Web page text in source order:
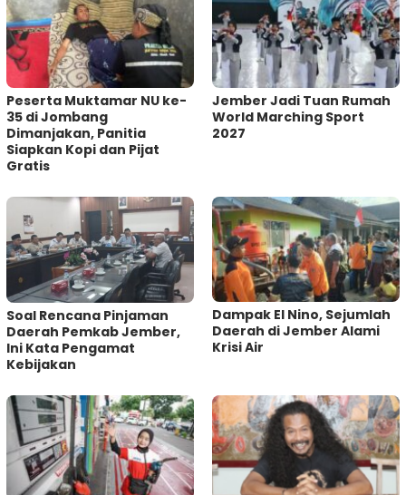
Peserta Muktamar NU ke-
35 di Jombang
Dimanjakan, Panitia
Siapkan Kopi dan Pijat
Gratis
Jember Jadi Tuan Rumah
World Marching Sport
2027
‎Soal Rencana Pinjaman
Daerah Pemkab Jember,
Ini Kata Pengamat
Kebijakan ‎
Dampak El Nino, Sejumlah
Daerah di Jember Alami
Krisi Air